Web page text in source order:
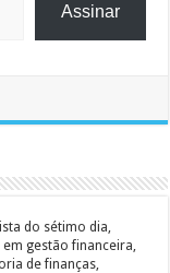
Assinar
do sétimo dia,
gestão financeira,
de finanças,